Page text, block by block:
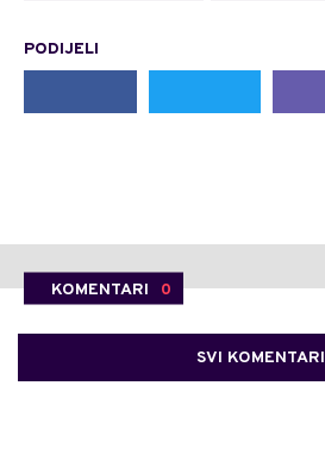
PODIJELI
KOMENTARI 0
SVI KOMENTARI